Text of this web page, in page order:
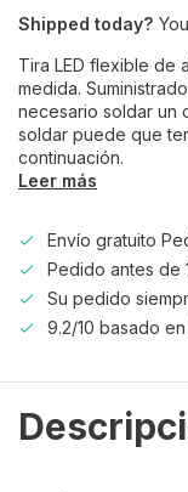
Shipped today?
Tira LED flexible de
medida.
necesario soldar un
soldar puede que
continuación.
Leer más
Envío gratuito
Pedido antes de
Su pedido
9.2/10 basado